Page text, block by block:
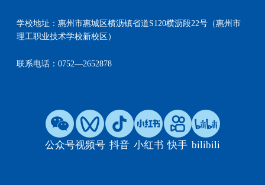
学校地址：惠州市惠城区横沥镇省道S120横沥段22号（惠州市
理工职业技术学校新校区）
联系电话：0752—2652878
公众号视频号 抖音 小红书 快手 bilibili